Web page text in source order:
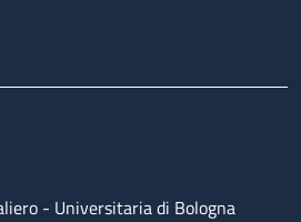
- Universitaria di Bologna